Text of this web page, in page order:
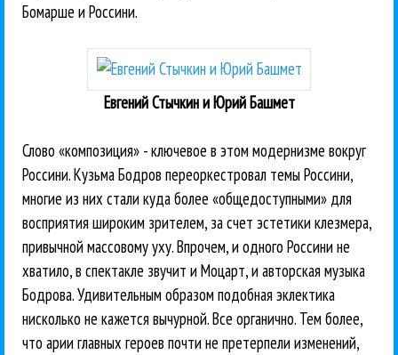
Бомарше и Россини.
Евгений Стычкин и Юрий Башмет
Слово «композиция» - ключевое в этом модернизме вокруг
Россини. Кузьма Бодров переоркестровал темы Россини,
многие из них стали куда более «общедоступными» для
восприятия широким зрителем, за счет эстетики клезмера,
привычной массовому уху. Впрочем, и одного Россини не
хватило, в спектакле звучит и Моцарт, и авторская музыка
Бодрова. Удивительным образом подобная эклектика
нисколько не кажется вычурной. Все органично. Тем более,
что арии главных героев почти не претерпели изменений,